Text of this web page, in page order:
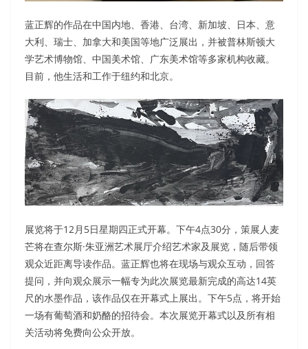
蓝正辉的作品在中国内地、香港、台湾、新加坡、日本、意
大利、瑞士、加拿大和美国等地广泛展出，并被普林斯顿大
学艺术博物馆、中国美术馆、广东美术馆等多家机构收藏。
目前，他生活和工作于纽约和北京。
展览将于12月5日星期四正式开幕。下午4点30分，策展人麦
芒将在查尔斯·朱亚洲艺术展厅介绍艺术家及展览，随后带领
观众近距离导读作品。蓝正辉也将在现场与观众互动，回答
提问，并向观众展示一幅专为此次展览最新完成的高达14英
尺的水墨作品，该作品仅在开幕式上展出。下午5点，将开始
一场有葡萄酒和奶酪的招待会。本次展览开幕式以及所有相
关活动将免费向公众开放。